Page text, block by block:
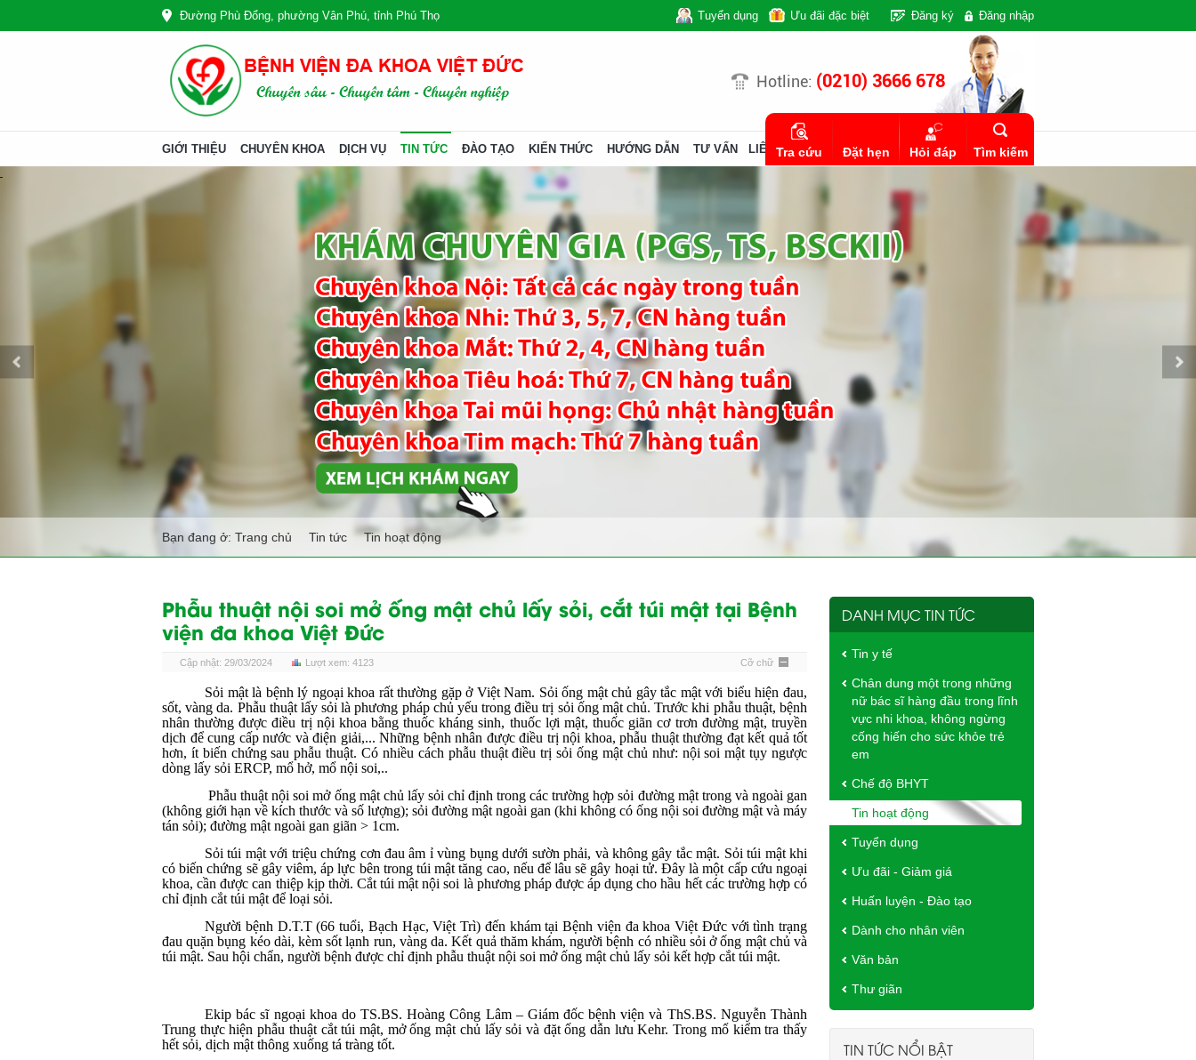
Đường Phù Đổng, phường Vân Phú, tỉnh Phú Thọ Đăng nhập
Đăng ký
Ưu đãi đặc biệt
Tuyển dụng
Hotline: (0210) 3666 678
GIỚI THIỆU CHUYÊN KHOA DỊCH VỤ TIN TỨC ĐÀO TẠO KIẾN THỨC HƯỚNG DẪN TƯ VẤN LIÊN HỆTra cứu Đặt hẹn Hỏi đáp Tìm kiếm
Bạn đang ở: Trang chủ Tin tức Tin hoạt động
Phẫu thuật nội soi mở ống mật chủ lấy sỏi, cắt túi mật tại Bệnh
viện đa khoa Việt Đức
Cập nhật: 29/03/2024 Lượt xem: 4123 Cỡ chữ
Sỏi mật là bệnh lý ngoại khoa rất thường gặp ở Việt Nam. Sỏi ống mật chủ gây tắc mật với biểu hiện đau,
sốt, vàng da. Phẫu thuật lấysỏi là phương pháp chủ yếu trongđiều trị sỏi ống mật chủ. Trước khi phẫu thuật, bệnh
nhân thường được điều trị nội khoa bằng thuốc kháng sinh, thuốc lợi mật, thuốc giãn cơ trơn đường mật, truyền
dịch để cung cấp nước và điện giải,... Những bệnh nhân được điều trị nội khoa, phẫu thuật thường đạt kết quả tốt
hơn, ít biến chứng sau phẫu thuật. Có nhiều cách phẫu thuật điều trị sỏi ống mật chủ như: nội soi mật tụy ngược
dòng lấy sỏi ERCP, mổ hở, mổ nội soi,..
Phẫu thuật nội soi mở ống mật chủ lấy sỏi chỉ định trong các trường hợp sỏi đường mật trong và ngoài gan
(không giới hạn về kích thước và số lượng); sỏi đường mật ngoài gan (khi không có ống nội soi đường mật và máy
tán sỏi); đường mật ngoài gan giãn > 1cm.
Sỏi túi mật với triệu chứng cơn đau âm ỉ vùng bụng dưới sườn phải, và không gây tắc mật. Sỏi túi mật khi
có biến chứng sẽ gây viêm, áp lực bên trong túi mật tăng cao, nếu để lâu sẽ gây hoại tử. Đây là một cấp cứu ngoại
khoa, cần được can thiệp kịp thời. Cắt túi mật nội soi là phương pháp được áp dụng cho hầu hết các trường hợp có
chỉ định cắt túi mật để loại sỏi.
Người bệnh D.T.T (66 tuổi, Bạch Hạc, Việt Trì) đến khám tại Bệnh viện đa khoa Việt Đức với tình trạng
đau quặn bụng kéo dài, kèm sốt lạnh run, vàng da. Kết quả thăm khám, người bệnh có nhiều sỏi ở ống mật chủ và
túi mật. Sau hội chẩn, người bệnh được chỉ định phẫu thuật nội soi mở ống mật chủ lấy sỏi kết hợp cắt túi mật.
Ekip bác sĩ ngoại khoa do TS.BS. Hoàng Công Lâm – Giám đốc bệnh viện và ThS.BS. Nguyễn Thành
Trung thực hiện phẫu thuật cắt túi mật, mở ống mật chủ lấy sỏi và đặt ống dẫn lưu Kehr. Trong mổ kiểm tra thấy
hết sỏi, dịch mật thông xuống tá tràng tốt.
DANH MỤC TIN TỨC
Tin y tế
Chân dung một trong những
nữ bác sĩ hàng đầu trong lĩnh
vực nhi khoa, không ngừng
cống hiến cho sức khỏe trẻ
em
Chế độ BHYT
Tin hoạt động
Tuyển dụng
Ưu đãi - Giảm giá
Huấn luyện - Đào tạo
Dành cho nhân viên
Văn bản
Thư giãn
TIN TỨC NỔI BẬT